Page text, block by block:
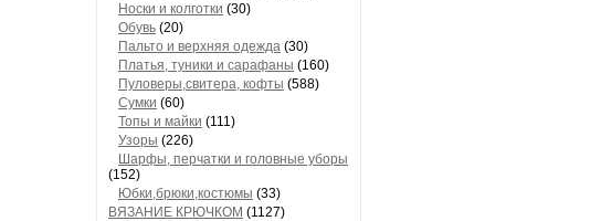
Носки и колготки (30)
Обувь (20)
Пальто и верхняя одежда (30)
Платья, туники и сарафаны (160)
Пуловеры,свитера, кофты (588)
Сумки (60)
Топы и майки (111)
Узоры (226)
Шарфы, перчатки и головные уборы
(152)
Юбки,брюки,костюмы (33)
ВЯЗАНИЕ КРЮЧКОМ (1127)